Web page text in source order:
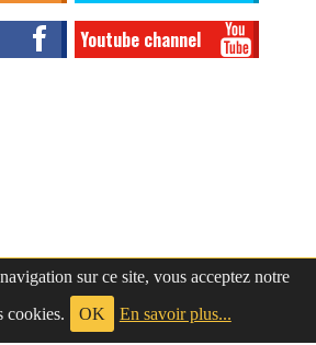
sur ce site, vous acceptez notre
cookies.
OK En savoir plus...
Youtube channel